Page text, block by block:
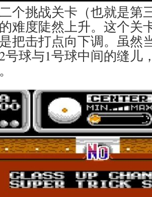
个挑战关卡（也就是第
难度陡然上升。这个关
把击打点向下调。虽然
号球与1号球中间的缝儿